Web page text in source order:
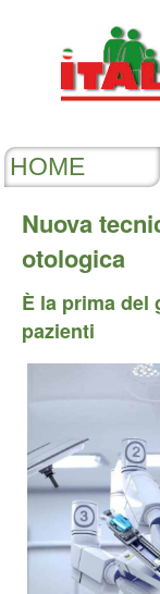
Nuova
otologica
È la prima del
pazienti